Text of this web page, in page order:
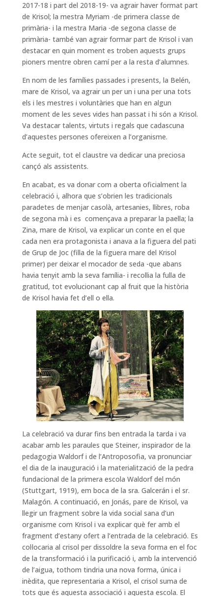
2017-18 i part del 2018-19- va agrair haver format part
de Krisol; la mestra Myriam -de primera classe de
primària- i la mestra Maria -de segona classe de
primària- també van agrair formar part de Krisol i van
destacar en quin moment es troben aquests grups
pioners mentre obren camí per a la resta d’alumnes.
En nom de les famílies passades i presents, la Belén,
mare de Krisol, va agrair un per un i una per una tots
els i les mestres i voluntàries que han en algun
moment de les seves vides han passat i hi són a Krisol.
Va destacar talents, virtuts i regals que cadascuna
d’aquestes persones ofereixen a l’organisme.
Acte seguit, tot el claustre va dedicar una preciosa
cançó als assistents.
En acabat, es va donar com a oberta oficialment la
celebració i, alhora que s’obrien les tradicionals
paradetes de menjar casolà, artesanies, llibres, roba
de segona mà i es començava a preparar la paella; la
Zina, mare de Krisol, va explicar un conte en el que
cada nen era protagonista i anava a la figuera del pati
de Grup de Joc (filla de la figuera mare del Krisol
primer) per deixar el mocador de seda -que abans
havia tenyit amb la seva família- i recollia la fulla de
gratitud, tot evolucionant cap al fruit que la història
de Krisol havia fet d’ell o ella.
La celebració va durar fins ben entrada la tarda i va
acabar amb les paraules que Steiner, inspirador de la
pedagogia Waldorf i de l’Antroposofia, va pronunciar
el dia de la inauguració i la materialització de la pedra
fundacional de la primera escola Waldorf del món
(Stuttgart, 1919), em boca de la sra. Galcerán i el sr.
Malagón. A continuació, en Jonás, pare de Krisol, va
llegir un fragment sobre la vida social sana d’un
organisme com Krisol i va explicar què fer amb el
fragment d’estany ofert a l’entrada de la celebració. Es
col·locaria al crisol per dissoldre la seva forma en el foc
de la transformació i la purificació i, amb la intervenció
de l’aigua, tothom tindria una nova forma, única i
inèdita, que representaria a Krisol, el crisol suma de
tots que és aquesta associació i aquesta escola. El